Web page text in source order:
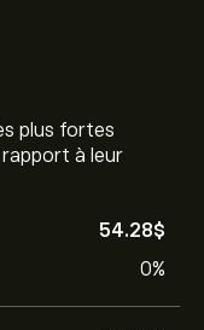
plus fortes
à leur
54.28‎$‎
0%